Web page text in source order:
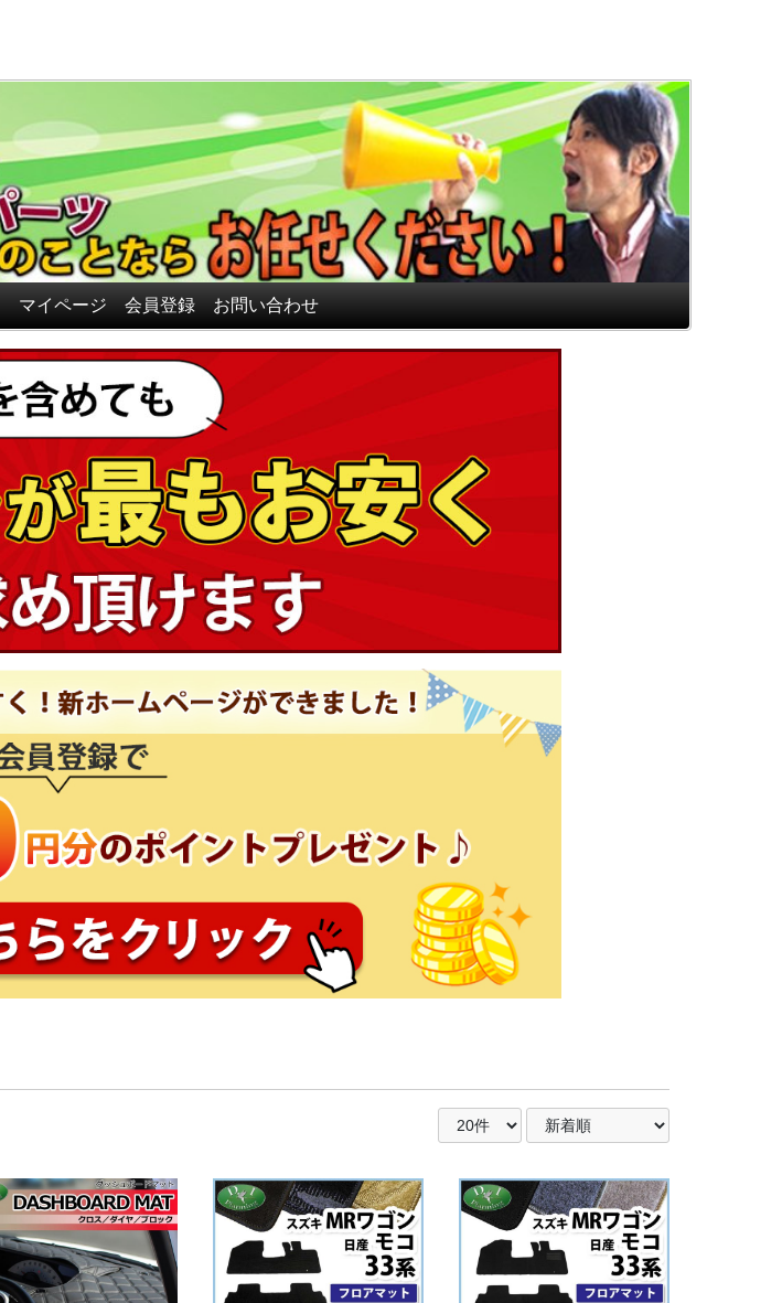
マイページ 会員登録 お問い合わせ